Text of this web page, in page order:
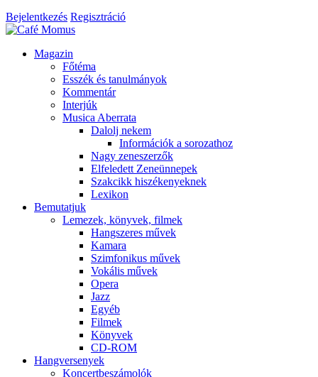
Bejelentkezés Regisztráció
Magazin
Főtéma
Esszék és tanulmányok
Kommentár
Interjúk
Musica Aberrata
Dalolj nekem
Információk a sorozathoz
Nagy zeneszerzők
Elfeledett Zeneünnepek
Szakcikk hiszékenyeknek
Lexikon
Bemutatjuk
Lemezek, könyvek, filmek
Hangszeres művek
Kamara
Szimfonikus művek
Vokális művek
Opera
Jazz
Egyéb
Filmek
Könyvek
CD-ROM
Hangversenyek
Koncertbeszámolók